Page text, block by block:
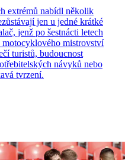
extrémů nabídl několik
jen u jedné krátké
jenž po šestnácti letech
mistrovství
turistů, budoucnost
návyků nebo
tvrzení.